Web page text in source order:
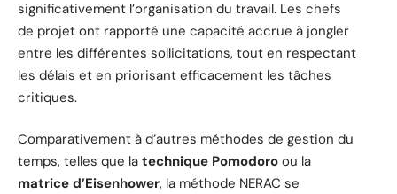
significativement l’organisation du travail. Les chefs
de projet ont rapporté une capacité accrue à jongler
entre les différentes sollicitations, tout en respectant
les délais et en priorisant efficacement les tâches
critiques.
Comparativement à d’autres méthodes de gestion du
temps, telles que la technique Pomodoro ou la
matrice d’Eisenhower, la méthode NERAC se